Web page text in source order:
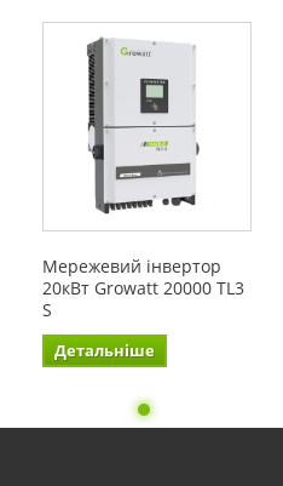
Мережевий інвертор
20кВт Growatt 20000 TL3
S
Детальніше